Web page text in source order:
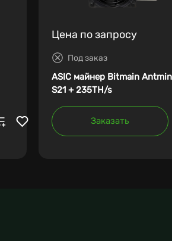
Цена по запросу
Под заказ
ASIC майнер Bitmain
S21 + 235TH/s
Заказать